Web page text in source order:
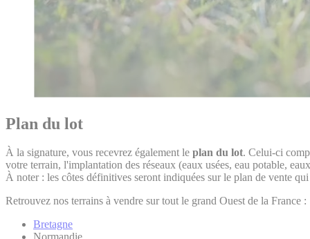
Plan du lot
À la signature, vous recevrez également le plan du lot. Celui-ci
votre terrain, l'implantation des réseaux (eaux usées, eau potable,
À noter : les côtes définitives seront indiquées sur le plan de vente
Retrouvez nos terrains à vendre sur tout le grand Ouest de la France :
Bretagne